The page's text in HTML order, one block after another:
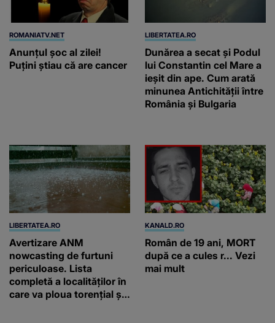
ROMANIATV.NET
Anunţul şoc al zilei!
Puţini ştiau că are cancer
LIBERTATEA.RO
Dunărea a secat și Podul
lui Constantin cel Mare a
ieșit din ape. Cum arată
minunea Antichității între
România și Bulgaria
LIBERTATEA.RO
Avertizare ANM
nowcasting de furtuni
periculoase. Lista
completă a localităților în
care va ploua torențial și
KANALD.RO
Român de 19 ani, MORT
după ce a cules r... Vezi
mai mult